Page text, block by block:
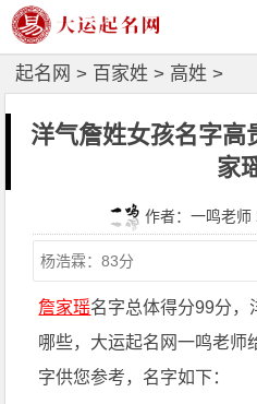
起名网 > 百家姓 > 高姓 >
洋气詹姓女孩名字高
家
作者：一鸣老
詹家瑶名字总体得分99分，
哪些，大运起名网一鸣老师
字供您参考，名字如下：